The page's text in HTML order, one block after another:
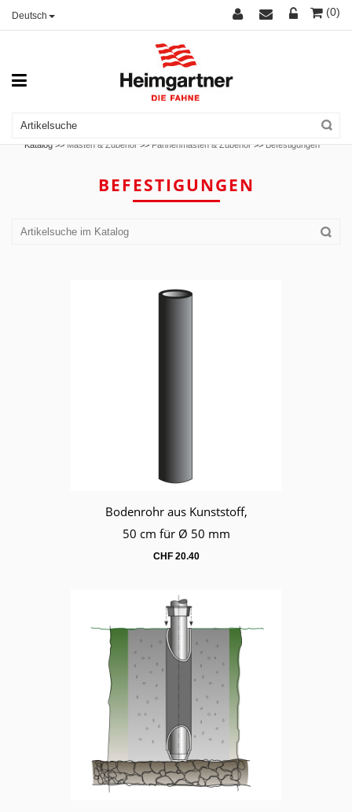
Deutsch (0)
Katalog >>Masten & Zubehör >>Fahnenmasten & Zubehör >>Befestigungen
BEFESTIGUNGEN
WarenkorbBodenrohr aus Kunststoff,
50 cm für Ø 50 mm
CHF20.40